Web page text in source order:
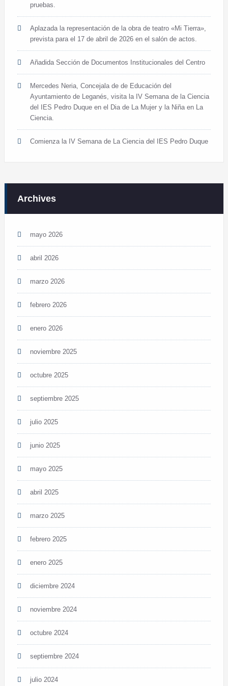
pruebas.
Aplazada la representación de la obra de teatro «Mi Tierra»,
prevista para el 17 de abril de 2026 en el salón de actos.
Añadida Sección de Documentos Institucionales del Centro
Mercedes Neria, Concejala de de Educación del
Ayuntamiento de Leganés, visita la IV Semana de la Ciencia
del IES Pedro Duque en el Dia de La Mujer y la Niña en La
Ciencia.
Comienza la IV Semana de La Ciencia del IES Pedro Duque
Archives
mayo 2026
abril 2026
marzo 2026
febrero 2026
enero 2026
noviembre 2025
octubre 2025
septiembre 2025
julio 2025
junio 2025
mayo 2025
abril 2025
marzo 2025
febrero 2025
enero 2025
diciembre 2024
noviembre 2024
octubre 2024
septiembre 2024
julio 2024